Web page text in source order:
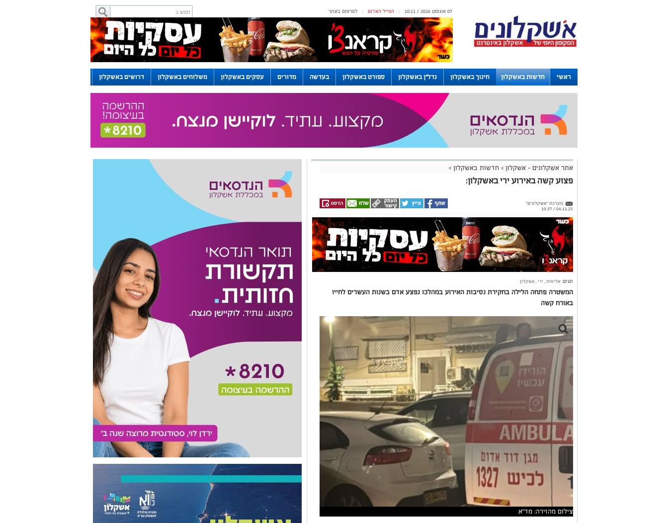
לפרסום באתר | המייל האדום | 07 אוגוסט 2026 / 10:11
ראשי חדשות באשקלון חינוך באשקלון נדל"ן באשקלון ספורט באשקלון בעדשה מדורים עסקים באשקלון משלוחים באשקלון דרושים באשקלון
לוחות
אתר אשקלונים - אשקלון > חדשות באשקלון >
פצוע קשה באירוע ירי באשקלון:
מערכת "אשקלונים"
04.11.25 / 10:37
תגים: אלימות, ירי, אשקלון
המשטרה פתחה הלילה בחקירת נסיבות האירוע במהלכו נפצע אדם בשנות העשרים לחייו
באורח קשה
צילום מהזירה: מד"א